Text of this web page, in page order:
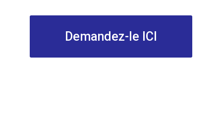
Demandez-le ICI